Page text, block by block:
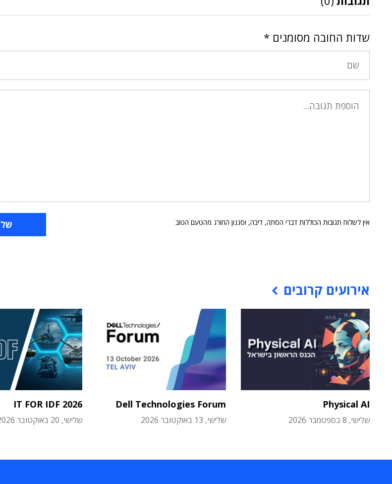
שדות החובה מסומנים *
אין לשלוח תגובות הכוללות דברי הסתה, דיבה, וסגנון החורג מהטעם הטוב
אירועים קרובים
Physical AI
שלישי, 8 בספטמבר 2026
Dell Technologies Forum
שלישי, 13 באוקטובר 2026
IT FOR IDF 2026
שלישי, 20 באוקטובר 2026